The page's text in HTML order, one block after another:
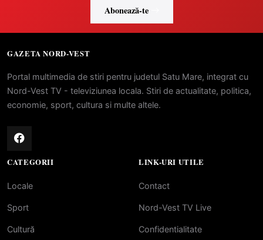
Abonează-te
GAZETA NORD-VEST
Portal multimedia de stiri pentru judetul Satu Mare, integrat cu
Nord-Vest TV - televiziunea locala. Stiri de actualitate, politica,
economie, sport, cultura si multe altele.
CATEGORII
Locale
Sport
Cultură
LINK-URI UTILE
Contact
Nord-Vest TV Live
Confidentialitate